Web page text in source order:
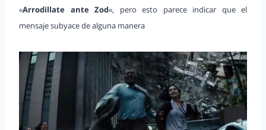
«Arrodillate ante Zod«, pero esto parece indicar que el
mensaje subyace de alguna manera